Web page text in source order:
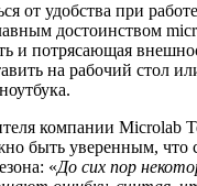
от удобства при
достоинством
и потрясающая
на рабочий стол
компании Microlab
быть уверенным, что
«До сих пор